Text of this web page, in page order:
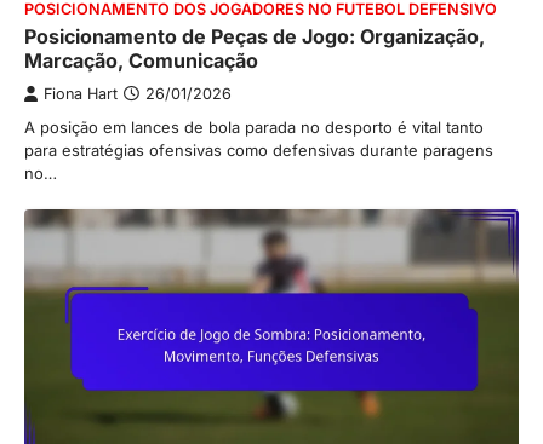
POSICIONAMENTO DOS JOGADORES NO FUTEBOL DEFENSIVO
Posicionamento de Peças de Jogo: Organização,
Marcação, Comunicação
Fiona Hart 26/01/2026
A posição em lances de bola parada no desporto é vital tanto
para estratégias ofensivas como defensivas durante paragens
no…